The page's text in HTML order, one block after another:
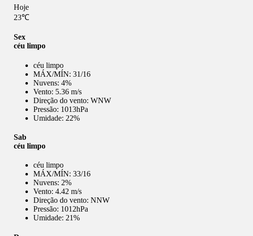
Hoje
23℃
Sex
céu limpo
céu limpo
MÁX/MÍN: 31/16
Nuvens: 4%
Vento: 5.36 m/s
Direção do vento: WNW
Pressão: 1013hPa
Umidade: 22%
Sab
céu limpo
céu limpo
MÁX/MÍN: 33/16
Nuvens: 2%
Vento: 4.42 m/s
Direção do vento: NNW
Pressão: 1012hPa
Umidade: 21%